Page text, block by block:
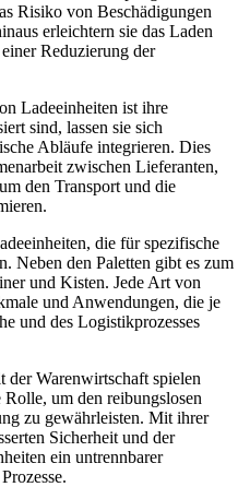
Risiko von Beschädigungen
erleichtern sie das Laden
Reduzierung der
Ladeeinheiten ist ihre
sind, lassen sie sich
Abläufe integrieren. Dies
zwischen Lieferanten,
den Transport und die
die für spezifische
Neben den Paletten gibt es zum
und Kisten. Jede Art von
und Anwendungen, die je
und des Logistikprozesses
der Warenwirtschaft spielen
um den reibungslosen
zu gewährleisten. Mit ihrer
Sicherheit und der
ein untrennbarer